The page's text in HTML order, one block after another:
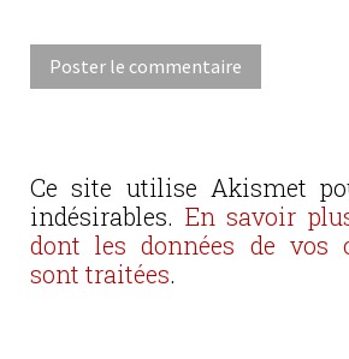
Ce site utilise Akismet
indésirables. En savoir
dont les données de vos
sont traitées.